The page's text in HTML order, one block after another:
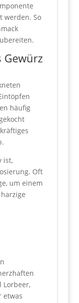
werden. So
Gewürz
häufig
ist,
Oft
um einem
Lorbeer,
etwas